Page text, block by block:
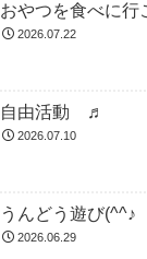
おやつを食べに行
2026.07.22
自由活動 ♬
2026.07.10
うんどう遊び(^^♪
2026.06.29